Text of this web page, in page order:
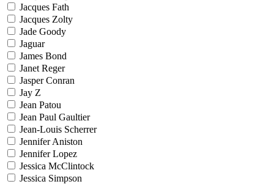
Jacques Fath
Jacques Zolty
Jade Goody
Jaguar
James Bond
Janet Reger
Jasper Conran
Jay Z
Jean Patou
Jean Paul Gaultier
Jean-Louis Scherrer
Jennifer Aniston
Jennifer Lopez
Jessica McClintock
Jessica Simpson